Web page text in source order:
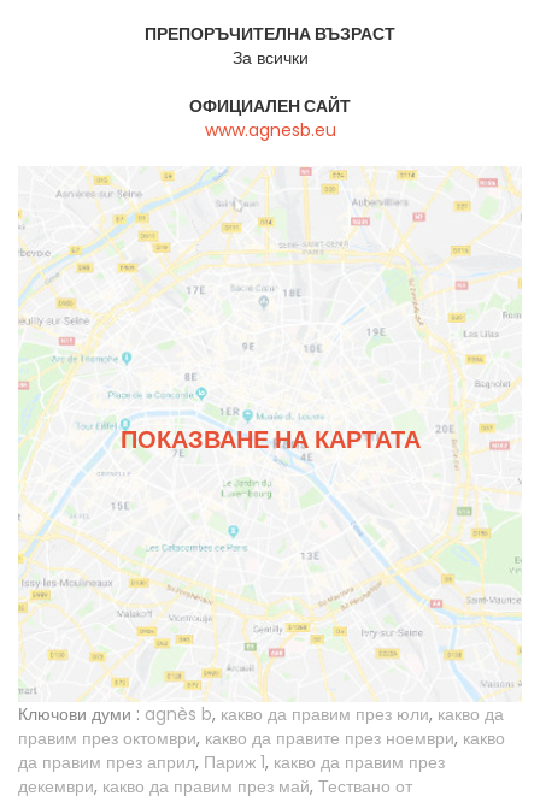
ПРЕПОРЪЧИТЕЛНА ВЪЗРАСТ
За всички
ОФИЦИАЛЕН САЙТ
www.agnesb.eu
ПОКАЗВАНЕ НА КАРТАТА
Ключови думи : agnès b, какво да правим през юли, какво да
правим през октомври, какво да правите през ноември, какво
да правим през април, Париж 1, какво да правим през
декември, какво да правим през май, Тествано от